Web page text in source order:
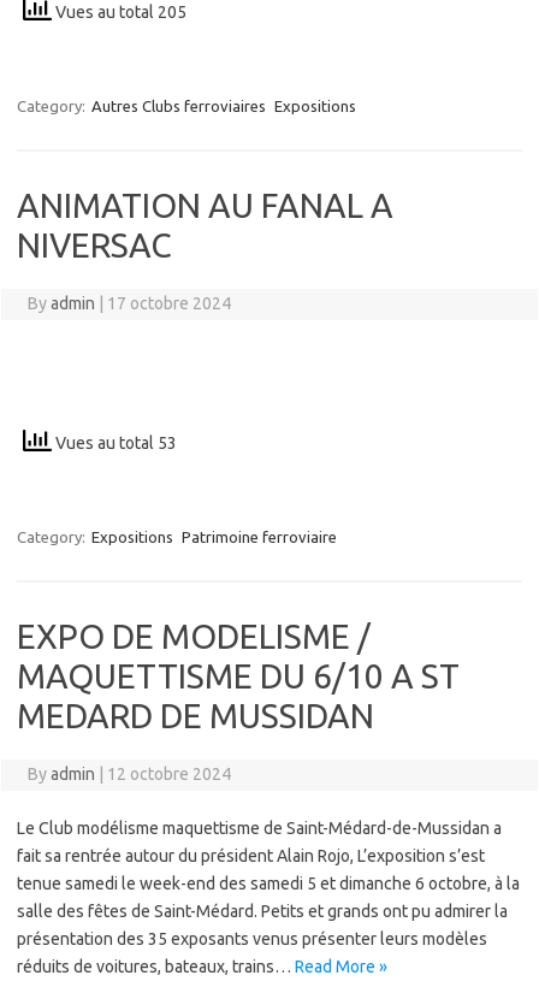
Vues au total 205
Category: Autres Clubs ferroviaires Expositions
ANIMATION AU FANAL A
NIVERSAC
Byadmin 17 octobre 2024
Vues au total 53
Category: Expositions Patrimoine ferroviaire
EXPO DE MODELISME /
MAQUETTISME DU 6/10 A ST
MEDARD DE MUSSIDAN
Byadmin 12 octobre 2024
Le Club modélisme maquettisme de Saint-Médard-de-Mussidan a
fait sa rentrée autour du président Alain Rojo, L’exposition s’est
tenue samedi le week-end des samedi 5 et dimanche 6 octobre, à la
salle des fêtes de Saint-Médard. Petits et grands ont pu admirer la
présentation des 35 exposants venus présenter leurs modèles
réduits de voitures, bateaux, trains… Read More »